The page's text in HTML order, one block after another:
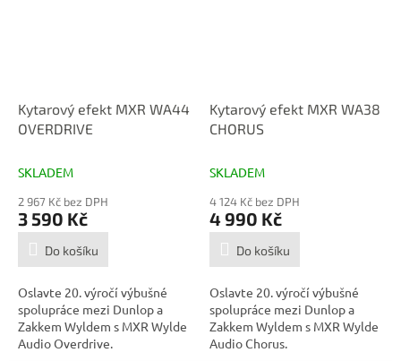
Kytarový efekt MXR WA44
OVERDRIVE
SKLADEM
2 967 Kč bez DPH
3 590 Kč
Do košíku
Oslavte 20. výročí výbušné
spolupráce mezi Dunlop a
Zakkem Wyldem s MXR Wylde
Audio Overdrive.
Kytarový efekt MXR WA38
CHORUS
SKLADEM
4 124 Kč bez DPH
4 990 Kč
Do košíku
Oslavte 20. výročí výbušné
spolupráce mezi Dunlop a
Zakkem Wyldem s MXR Wylde
Audio Chorus.